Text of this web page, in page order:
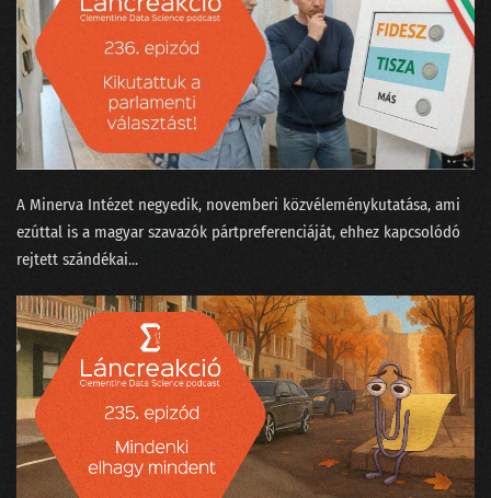
A Minerva Intézet negyedik, novemberi közvéleménykutatása, ami
ezúttal is a magyar szavazók pártpreferenciáját, ehhez kapcsolódó
rejtett szándékai...